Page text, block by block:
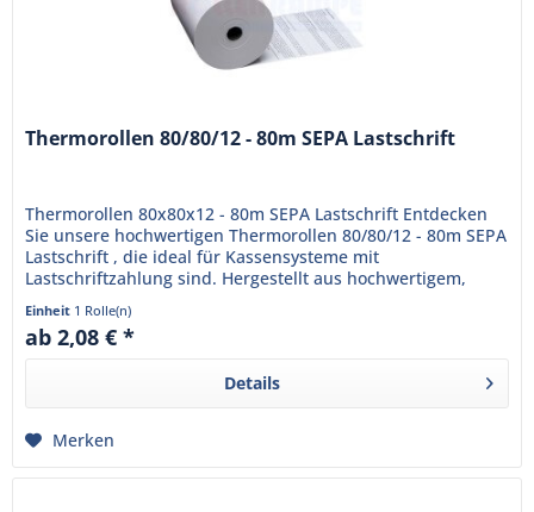
Thermorollen 80/80/12 - 80m SEPA Lastschrift
Thermorollen 80x80x12 - 80m SEPA Lastschrift Entdecken
Sie unsere hochwertigen Thermorollen 80/80/12 - 80m SEPA
Lastschrift , die ideal für Kassensysteme mit
Lastschriftzahlung sind. Hergestellt aus hochwertigem,
Einheit 1 Rolle(n)
ab 2,08 € *
Details
Merken